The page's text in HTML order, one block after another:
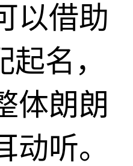
以借助
名，
体朗朗
动听。